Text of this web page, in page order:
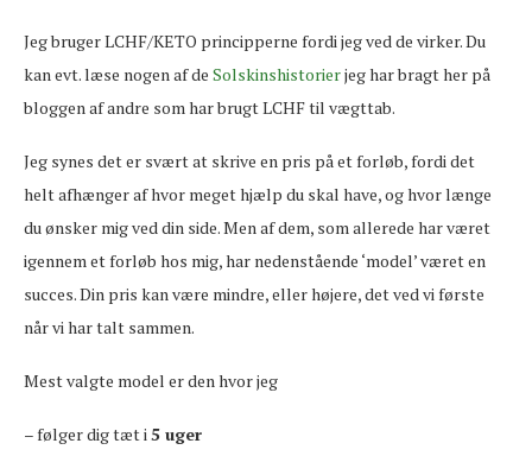
Jeg bruger LCHF/KETO principperne fordi jeg ved de virker. Du
kan evt. læse nogen af de Solskinshistorierjeg har bragt her på
bloggen af andre som har brugt LCHF til vægttab.
Jeg synes det er svært at skrive en pris på et forløb, fordi det
helt afhænger af hvor meget hjælp du skal have, og hvor længe
du ønsker mig ved din side. Men af dem, som allerede har været
igennem et forløb hos mig, har nedenstående ‘model’ været en
succes. Din pris kan være mindre, eller højere, det ved vi første
når vi har talt sammen.
Mest valgte model er den hvor jeg
– følger dig tæt i5 uger